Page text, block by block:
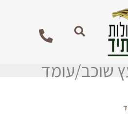
שוכב/עומד